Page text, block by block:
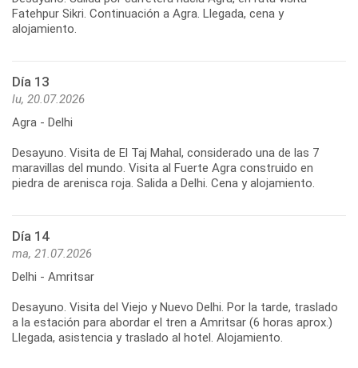
Fatehpur Sikri. Continuación a Agra. Llegada, cena y
alojamiento.
Día 13
lu, 20.07.2026
Agra - Delhi
Desayuno. Visita de El Taj Mahal, considerado una de las 7
maravillas del mundo. Visita al Fuerte Agra construido en
Día 14
ma, 21.07.2026
Delhi - Amritsar
Desayuno. Visita del Viejo y Nuevo Delhi. Por la tarde, traslado
a la estación para abordar el tren a Amritsar (6 horas aprox.)
Llegada, asistencia y traslado al hotel. Alojamiento.